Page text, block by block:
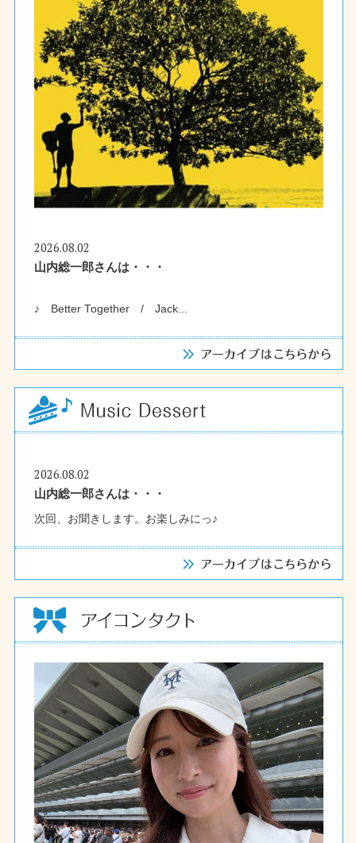
2026.08.02
山内総一郎さんは・・・
♪ Better Together / Jack...
2026.08.02
山内総一郎さんは・・・
次回、お聞きします。お楽しみにっ♪